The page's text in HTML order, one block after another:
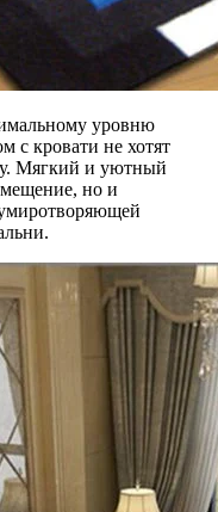
уровню
с кровати не хотят
Мягкий и уютный
но и